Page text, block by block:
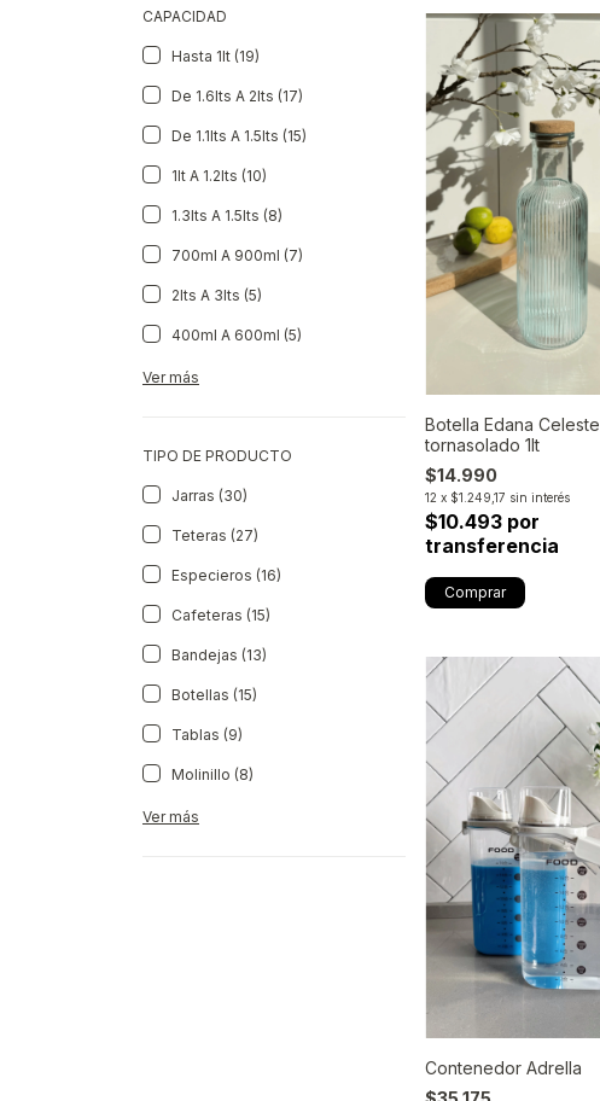
CAPACIDAD
Hasta 1lt (19)
De 1.6lts A 2lts (17)
De 1.1lts A 1.5lts (15)
1lt A 1.2lts (10)
1.3lts A 1.5lts (8)
700ml A 900ml (7)
2lts A 3lts (5)
400ml A 600ml (5)
Ver más
TIPO DE PRODUCTO
Jarras (30)
Teteras (27)
Especieros (16)
Cafeteras (15)
Bandejas (13)
Botellas (15)
Tablas (9)
Molinillo (8)
Ver más
Botella Edana Celeste
tornasolado 1lt
$14.990
12 x $1.249,17 sin interés
$10.493 por
transferencia
Contenedor Adrella